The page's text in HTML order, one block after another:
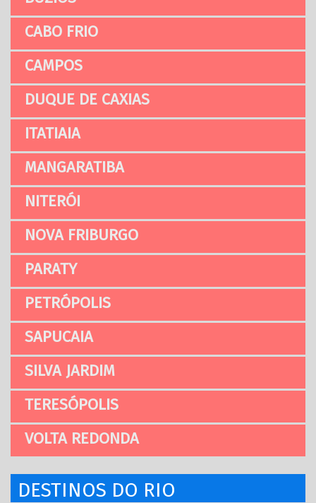
CABO FRIO
CAMPOS
DUQUE DE CAXIAS
ITATIAIA
MANGARATIBA
NITERÓI
NOVA FRIBURGO
PARATY
PETRÓPOLIS
SAPUCAIA
SILVA JARDIM
TERESÓPOLIS
VOLTA REDONDA
DESTINOS DO RIO